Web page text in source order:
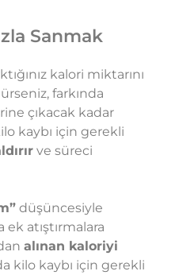
Sanmak
kalori miktarını
farkında
çıkacak kadar
kaybı için gerekli
ve süreci
düşüncesiyle
ek atıştırmalara
alınan kaloriyi
kilo kaybı için gerekli